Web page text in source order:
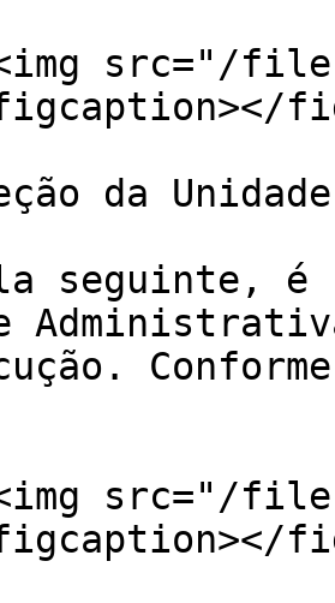
src="/files/
da
src="/files/